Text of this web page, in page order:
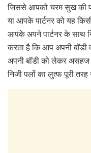
जिससे आपको चरम सुख की
या आपके पार्टनर को यह
आपके अपने पार्टनर के साथ
करता है कि आप अपनी
अपनी बॉडी को लेकर
निजी पलों का लुत्फ पूरी तरह